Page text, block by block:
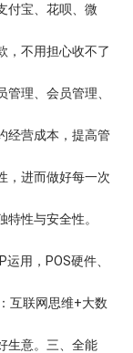
付宝、花呗、微
，不用担心收不了
理、会员管理、
经营成本，提高管
，进而做好每一次
性与安全性。
用，POS硬件、
互联网思维+大数
生意。三、全能